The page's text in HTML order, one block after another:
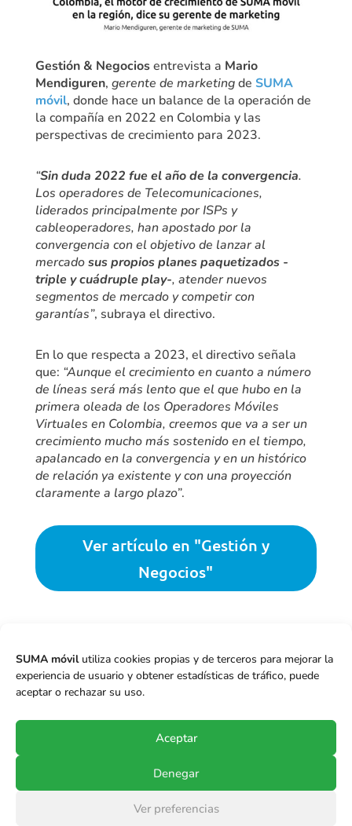
SUMA móvilutiliza cookies propias y de terceros para mejorar la
experiencia de usuario y obtener estadísticas de tráfico, puede
aceptar o rechazar su uso.
Aceptar
Denegar
Ver preferencias
Gestión & Negociosentrevista a Mario
Mendiguren, gerente de marketingde SUMA
móvil, donde hace un balance de la operación de
la compañía en 2022 en Colombia y las
perspectivas de crecimiento para 2023.
“Sin duda 2022 fue el año de la convergencia.
Los operadores de Telecomunicaciones,
liderados principalmente por ISPs y
cableoperadores, han apostado por la
convergencia con el objetivo de lanzar al
mercadosus propios planes paquetizados -
triple y cuádruple play-, atender nuevos
segmentos de mercado y competir con
garantías”, subraya el directivo.
En lo que respecta a 2023, el directivo señala
que: “Aunque el crecimiento en cuanto a número
de líneas será más lento que el que hubo en la
primera oleada de los Operadores Móviles
Virtuales en Colombia, creemos que va a ser un
crecimiento mucho más sostenido en el tiempo,
apalancado en la convergencia y en un histórico
de relación ya existente y con una proyección
claramente a largo plazo”.
Ver artículo en "Gestión y
Negocios"

Mendiguren,OMVs
Todos los derechos reservados.